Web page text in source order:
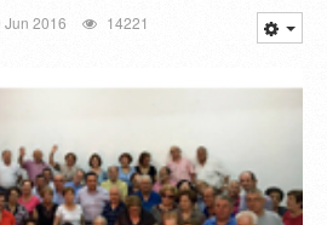
Jun 2016 14221